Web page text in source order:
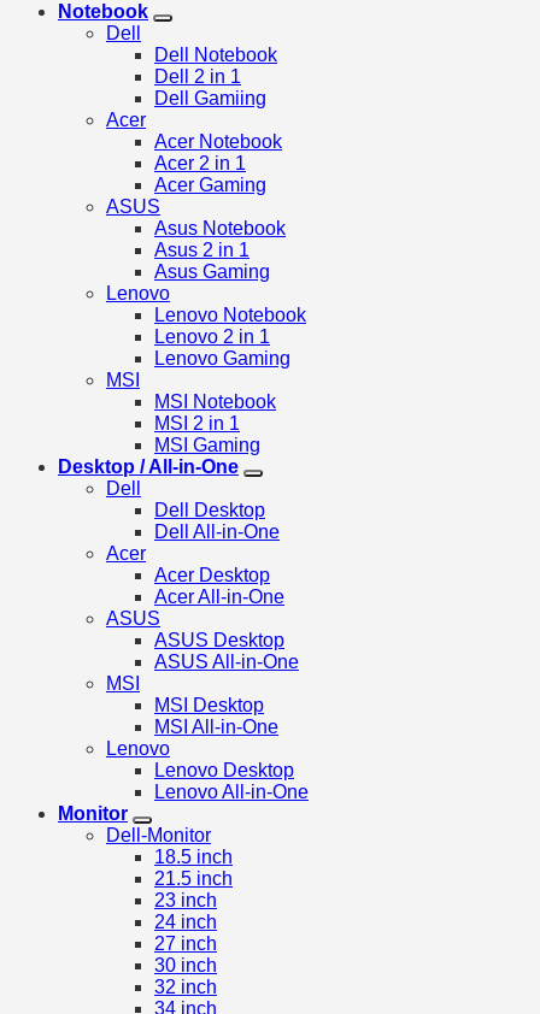
Notebook
Dell
Dell Notebook
Dell 2 in 1
Dell Gamiing
Acer
Acer Notebook
Acer 2 in 1
Acer Gaming
ASUS
Asus Notebook
Asus 2 in 1
Asus Gaming
Lenovo
Lenovo Notebook
Lenovo 2 in 1
Lenovo Gaming
MSI
MSI Notebook
MSI 2 in 1
MSI Gaming
Desktop / All-in-One
Dell
Dell Desktop
Dell All-in-One
Acer
Acer Desktop
Acer All-in-One
ASUS
ASUS Desktop
ASUS All-in-One
MSI
MSI Desktop
MSI All-in-One
Lenovo
Lenovo Desktop
Lenovo All-in-One
Monitor
Dell-Monitor
18.5 inch
21.5 inch
23 inch
24 inch
27 inch
30 inch
32 inch
34 inch